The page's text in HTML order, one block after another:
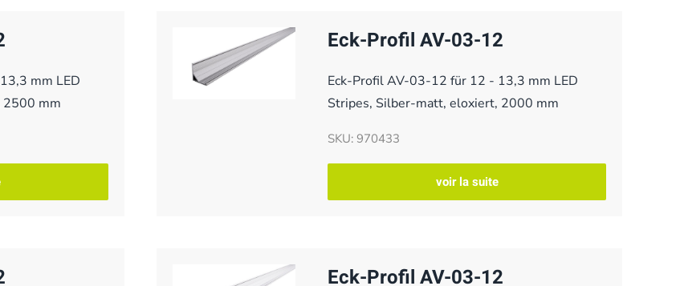
mm LED
mm
Eck-Profil AV-03-12
Eck-Profil AV-03-12 für 12 - 13,3 mm LED
Stripes, Silber-matt, eloxiert, 2000 mm
SKU: 970433
voir la suite
Eck-Profil AV-03-12